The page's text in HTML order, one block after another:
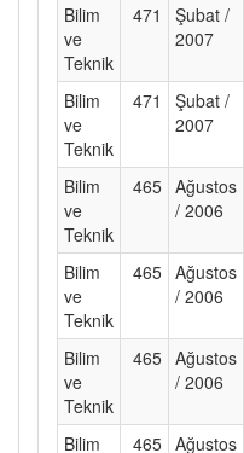
Bilim
ve
Teknik
471
Şubat /
2007
Bilim
ve
Teknik
471
Şubat /
2007
Bilim
ve
Teknik
465 Ağustos
/ 2006
Bilim
ve
Teknik
465 Ağustos
/ 2006
Bilim
ve
Teknik
465 Ağustos
/ 2006
Bilim 465 Ağustos